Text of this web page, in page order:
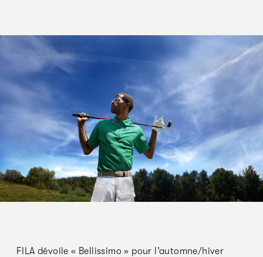
FILA dévoile « Bellissimo » pour l’automne/hiver